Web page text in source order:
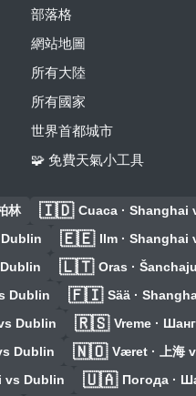
部落格
網站地圖
所有大陸
所有國家
世界首都城市
🧩 免費天氣小工具
林 🇮🇩 Cuaca · Shanghai
🇪🇪 Ilm · Shanghai
🇱🇹 Oras ·
Dublin 🇫🇮 Sää ·
Dublin 🇷🇸 Vreme ·
Dublin 🇳🇴 Været · 上海
vs Dublin 🇺🇦 Погода ·